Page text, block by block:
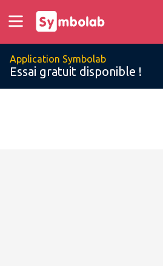
Application Symbolab
Essai gratuit disponible !